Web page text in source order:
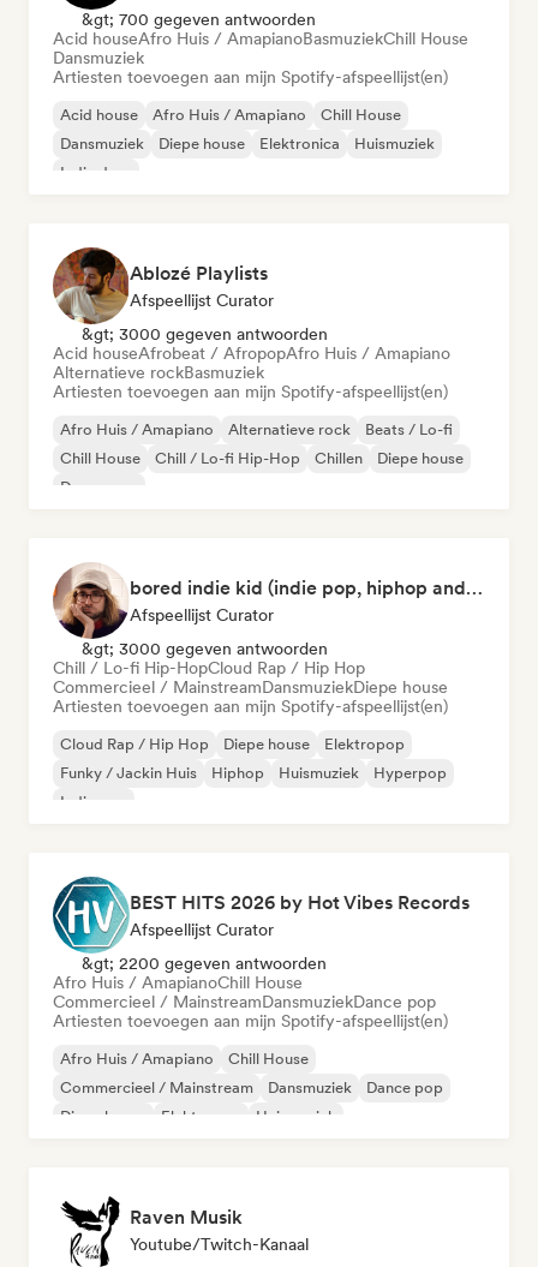
&gt; 700 gegeven antwoorden
Acid houseAfro Huis / AmapianoBasmuziekChill House
Dansmuziek
Artiesten toevoegen aan mijn Spotify-afspeellijst(en)
Acid house Afro Huis / Amapiano
Chill House
Dansmuziek
Diepe house Elektronica
Huismuziek
Indie dans
Ablozé Playlists
Afspeellijst Curator
&gt; 3000 gegeven antwoorden
Acid houseAfrobeat / AfropopAfro Huis / Amapiano
Alternatieve rockBasmuziek
Artiesten toevoegen aan mijn Spotify-afspeellijst(en)
Afro Huis / Amapiano Alternatieve rock
Beats / Lo-fi
Chill House
Chill / Lo-fi Hip-Hop Chillen
Diepe house
Droompop
bored indie kid (indie pop, hiphop and house music)
Afspeellijst Curator
&gt; 3000 gegeven antwoorden
Chill / Lo-fi Hip-HopCloud Rap / Hip Hop
Commercieel / MainstreamDansmuziekDiepe house
Artiesten toevoegen aan mijn Spotify-afspeellijst(en)
Cloud Rap / Hip Hop Diepe house
Elektropop
Funky / Jackin Huis
Hiphop Huismuziek
Hyperpop
Indie pop
BEST HITS 2026 by Hot Vibes Records
Afspeellijst Curator
&gt; 2200 gegeven antwoorden
Afro Huis / AmapianoChill House
Commercieel / MainstreamDansmuziekDance pop
Artiesten toevoegen aan mijn Spotify-afspeellijst(en)
Afro Huis / Amapiano
Chill House
Commercieel / Mainstream
Dansmuziek
Dance pop
Diepe house
Elektropop Huismuziek
Raven Musik
Youtube/Twitch-Kanaal